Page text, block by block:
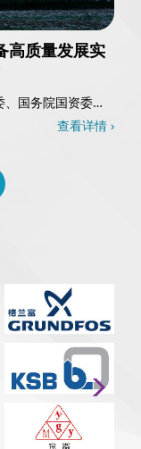
高质量发展实
国务院国资委以
查看详情 ›